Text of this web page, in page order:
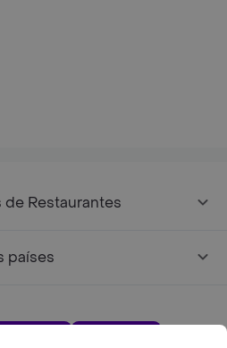
de Restaurantes
países